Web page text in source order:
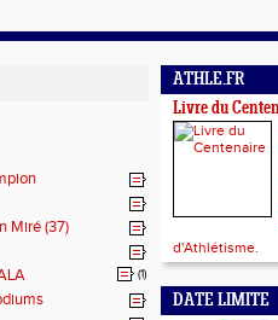
Miré (37)
(1)
ATHLE.FR
Livre du
d'Athlétisme.
DATE LIMITE